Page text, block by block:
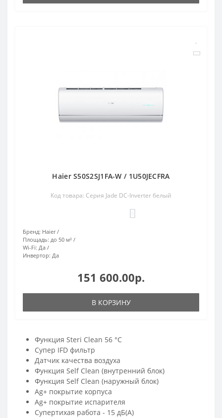
Haier S50S2SJ1FA-W / 1U50JECFRA
Код товара: Серия Jade DC-Inverter белый
Бренд: Haier
Площадь: до 50 м²
Wi-Fi: Да
Инвертор: Да
151 600.00р.
В КОРЗИНУ
Функция Steri Clean 56 °C
Супер IFD фильтр
Датчик качества воздуха
Функция Self Clean (внутренний блок)
Функция Self Clean (наружный блок)
Ag+ покрытие корпуса
Ag+ покрытие испарителя
Супертихая работа - 15 дБ(А)